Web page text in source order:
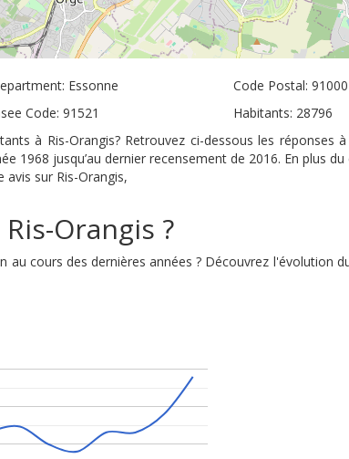
Essonne
Code: 91521
Code Postal: 91000
Habitants: 28796
à Ris-Orangis? Retrouvez ci-dessous les
1968 jusqu’au dernier recensement de 2016. En plus
sur Ris-Orangis,
Orangis ?
cours des dernières années ? Découvrez l'évolution